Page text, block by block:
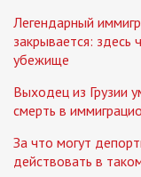
Легендарный
закрывается:
убежище
Выходец из Грузии
смерть в
За что могут
действовать в